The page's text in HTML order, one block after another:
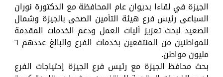
الجيزة في لقاءا بديوان عام المحافظة مع الدكتورة نوران
السباعى رئيس فرع هيئة التأمين الصحى بالجيزة وشمال
الصعيد لبحث تعزيز أليات العمل ودعم الخدمات المقدمة
للمواطنين من المنتفعين بخدمات الفرع والبالغ عددهم ٦
مليون مواطن.
بحث محافظ الجيزة مع رئيس فرع الجيزة إحتياجات الفرع